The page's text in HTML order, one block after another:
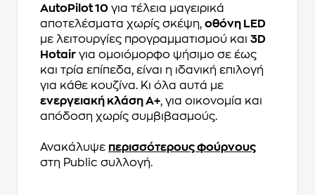
AutoPilot 10 για τέλεια μαγειρικά
αποτελέσματα χωρίς σκέψη, οθόνη LED
με λειτουργίες προγραμματισμού και 3D
Hotair για ομοιόμορφο ψήσιμο σε έως
και τρία επίπεδα, είναι η ιδανική επιλογή
για κάθε κουζίνα. Κι όλα αυτά με
ενεργειακή κλάση A+, για οικονομία και
απόδοση χωρίς συμβιβασμούς.
Ανακάλυψε περισσότερους φούρνους
στη Public συλλογή.